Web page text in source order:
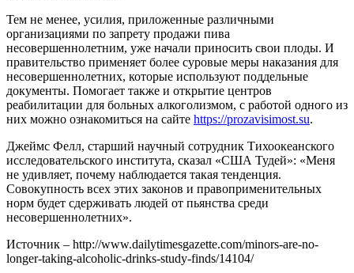
Тем не менее, усилия, приложенные различными
организациями по запрету продажи пива
несовершеннолетним, уже начали приносить свои плоды. И
правительство применяет более суровые меры наказания для
несовершеннолетних, которые используют поддельные
документы. Помогает также и открытие центров
реабилитации для больных алкоголизмом, с работой одного из
них можно ознакомиться на сайте https://prozavisimost.su.
Джеймс Фелл, старший научный сотрудник Тихоокеанского
исследовательского института, сказал «США Тудей»: «Меня
не удивляет, почему наблюдается такая тенденция.
Совокупность всех этих законов и правоприменительных
норм будет сдерживать людей от пьянства среди
несовершеннолетних».
Источник – http://www.dailytimesgazette.com/minors-are-no-
longer-taking-alcoholic-drinks-study-finds/14104/